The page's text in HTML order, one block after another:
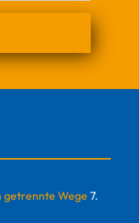
getrennte Wege 7.